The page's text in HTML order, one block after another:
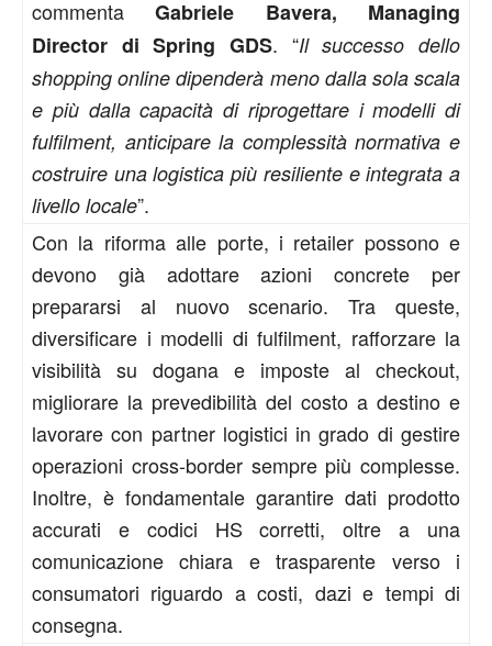
commentaGabriele Bavera, Managing
Director di Spring GDS. “Il successo dello
shopping online dipenderà meno dalla sola scala
e più dalla capacità di riprogettare i modelli di
fulfilment, anticipare la complessità normativa e
costruire una logistica più resiliente e integrata a
livello locale”.
Con la riforma alle porte, i retailer possono e
devono già adottare azioni concrete per
prepararsi al nuovo scenario. Tra queste,
diversificare i modelli di fulfilment, rafforzare la
visibilità su dogana e imposte al checkout,
migliorare la prevedibilità del costo a destino e
lavorare con partner logistici in grado di gestire
operazioni cross-border sempre più complesse.
Inoltre, è fondamentale garantire dati prodotto
accurati e codici HS corretti, oltre a una
comunicazione chiara e trasparente verso i
consumatori riguardo a costi, dazi e tempi di
consegna.